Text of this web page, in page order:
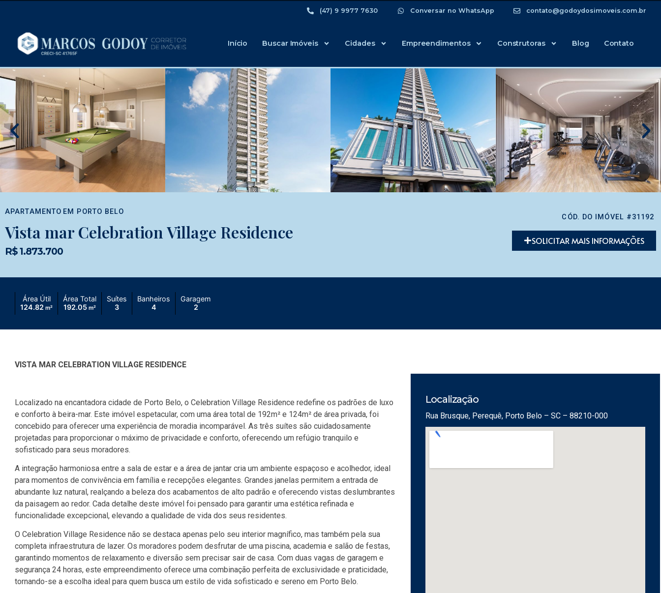
(47) 9 9977 7630 Conversar no WhatsApp contato@godoydosimoveis.com.br
Início Buscar Imóveis Cidades Empreendimentos Construtoras Blog Contato
APARTAMENTO EM PORTO BELO
Vista mar Celebration Village Residence
R$ 1.873.700
CÓD. DO IMÓVEL #31192
SOLICITAR MAIS INFORMAÇÕES
Área Útil
124.82 m²
Área Total
192.05 m²
Suítes
3
Banheiros
4
Garagem
2
VISTA MAR CELEBRATION VILLAGE RESIDENCE
Localizado na encantadora cidade de Porto Belo, o Celebration Village Residence redefine os padrões de luxo
e conforto à beira-mar. Este imóvel espetacular, com uma área total de 192m² e 124m² de área privada, foi
concebido para oferecer uma experiência de moradia incomparável. As três suítes são cuidadosamente
projetadas para proporcionar o máximo de privacidade e conforto, oferecendo um refúgio tranquilo e
sofisticado para seus moradores.
A integração harmoniosa entre a sala de estar e a área de jantar cria um ambiente espaçoso e acolhedor, ideal
para momentos de convivência em família e recepções elegantes. Grandes janelas permitem a entrada de
abundante luz natural, realçando a beleza dos acabamentos de alto padrão e oferecendo vistas deslumbrantes
da paisagem ao redor. Cada detalhe deste imóvel foi pensado para garantir uma estética refinada e
funcionalidade excepcional, elevando a qualidade de vida dos seus residentes.
O Celebration Village Residence não se destaca apenas pelo seu interior magnífico, mas também pela sua
completa infraestrutura de lazer. Os moradores podem desfrutar de uma piscina, academia e salão de festas,
garantindo momentos de relaxamento e diversão sem precisar sair de casa. Com duas vagas de garagem e
segurança 24 horas, este empreendimento oferece uma combinação perfeita de exclusividade e praticidade,
tornando-se a escolha ideal para quem busca um estilo de vida sofisticado e sereno em Porto Belo.
Localização
Rua Brusque, Perequê, Porto Belo – SC – 88210-000